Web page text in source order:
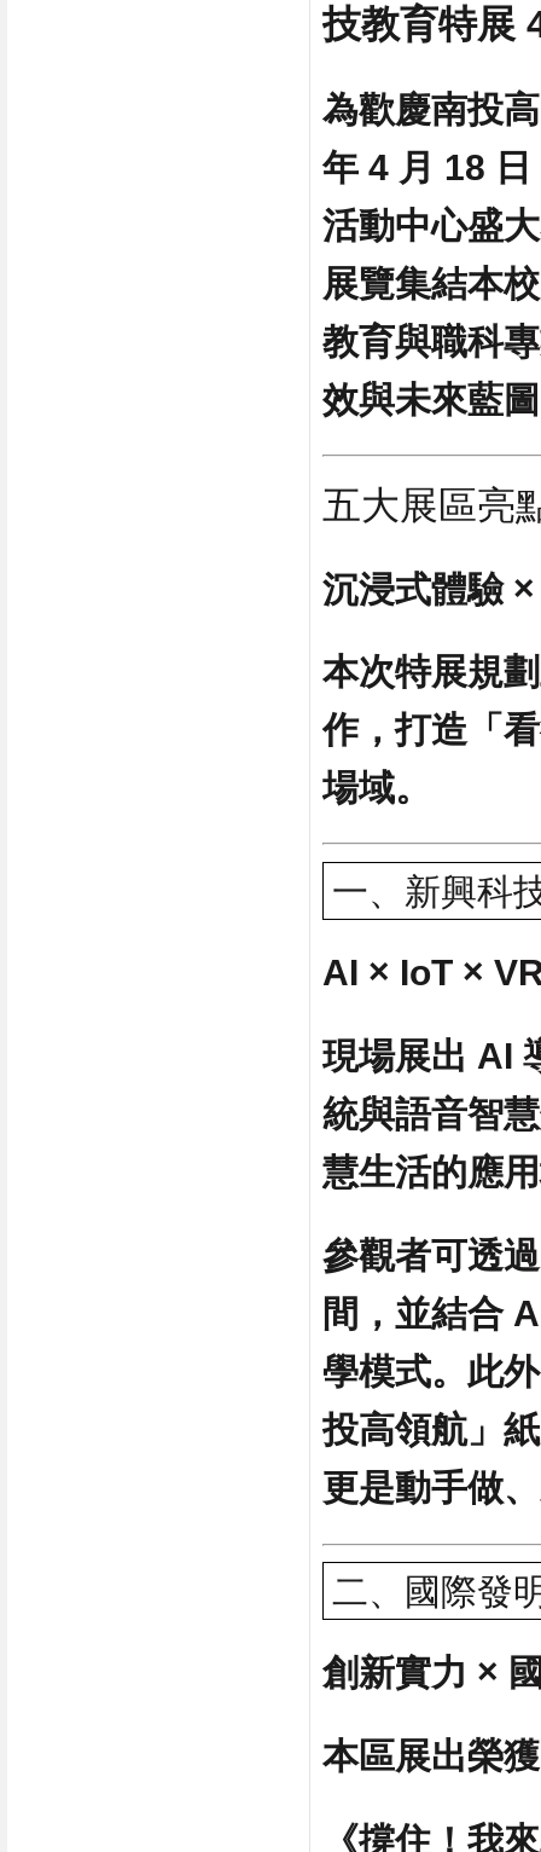
技教育特展
為歡慶南投
年 4 月 18
活動中心盛
展覽集結本
教育與職科
效與未來藍
五大展區亮
沉浸式體驗
本次特展規
作，打造「
場域。
一、新興科
AI × IoT ×
現場展出 AI
統與語音智
慧生活的應
參觀者可透
間，並結合
學模式。此
投高領航」
更是動手做
二、國際發
創新實力 ×
本區展出榮
《撐住！我